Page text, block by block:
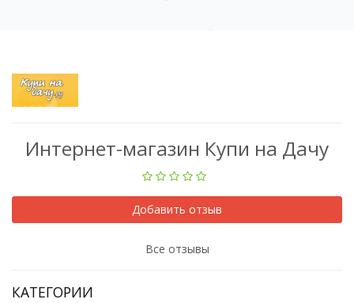
Интернет-магазин Купи на Дачу
Добавить отзыв
Все отзывы
КАТЕГОРИИ